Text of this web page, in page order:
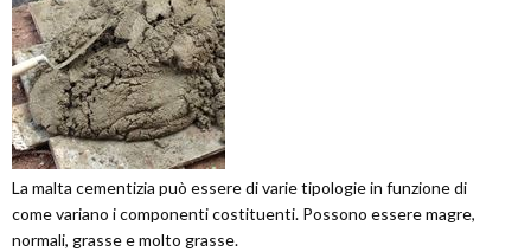
La malta cementizia può essere di varie tipologie in funzione di
come variano i componenti costituenti. Possono essere magre,
normali, grasse e molto grasse.